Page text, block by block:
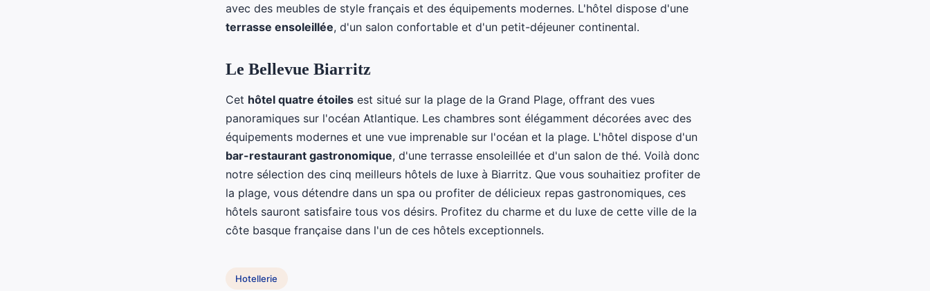
avec des meubles de style français et des équipements modernes. L'hôtel dispose d'une
terrasse ensoleillée, d'un salon confortable et d'un petit-déjeuner continental.
Le Bellevue Biarritz
Cet hôtel quatre étoiles est situé sur la plage de la Grand Plage, offrant des vues
panoramiques sur l'océan Atlantique. Les chambres sont élégamment décorées avec des
équipements modernes et une vue imprenable sur l'océan et la plage. L'hôtel dispose d'un
bar-restaurant gastronomique, d'une terrasse ensoleillée et d'un salon de thé. Voilà donc
notre sélection des cinq meilleurs hôtels de luxe à Biarritz. Que vous souhaitiez profiter de
la plage, vous détendre dans un spa ou profiter de délicieux repas gastronomiques, ces
hôtels sauront satisfaire tous vos désirs. Profitez du charme et du luxe de cette ville de la
côte basque française dans l'un de ces hôtels exceptionnels.
Hotellerie